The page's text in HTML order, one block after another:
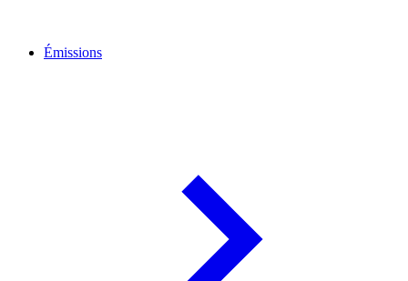
Émissions